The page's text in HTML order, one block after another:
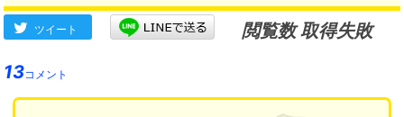
ツイート
閲覧数 取得失敗
13コメント